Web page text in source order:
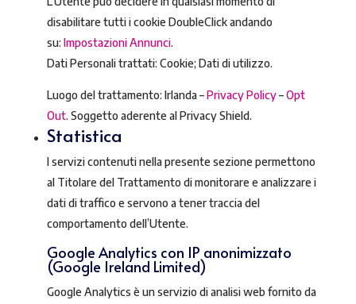
disabilitare tutti i cookie DoubleClick andando
su: Impostazioni Annunci.
Dati Personali trattati: Cookie; Dati di utilizzo.
Luogo del trattamento: Irlanda –Privacy Policy–Opt
Out. Soggetto aderente al Privacy Shield.
Statistica
I servizi contenuti nella presente sezione permettono
al Titolare del Trattamento di monitorare e analizzare i
dati di traffico e servono a tener traccia del
comportamento dell’Utente.
Google Analytics con IP anonimizzato
(Google Ireland Limited)
Google Analytics è un servizio di analisi web fornito da